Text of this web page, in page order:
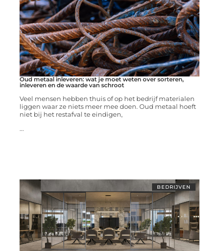
Oud metaal inleveren: wat je moet weten over sorteren,
inleveren en de waarde van schroot
Veel mensen hebben thuis of op het bedrijf materialen
liggen waar ze niets meer mee doen. Oud metaal hoeft
niet bij het restafval te eindigen,
...
BEDRIJVEN